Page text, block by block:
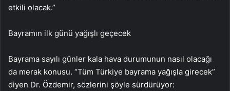
etkili olacak.”
Bayramın ilk günü yağışlı geçecek
Bayrama sayılı günler kala hava durumunun nasıl olacağı
da merak konusu. “Tüm Türkiye bayrama yağışla girecek”
diyen Dr. Özdemir, sözlerini şöyle sürdürüyor: